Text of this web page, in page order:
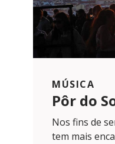
MÚSICA
Pôr do
Nos fins de
tem mais